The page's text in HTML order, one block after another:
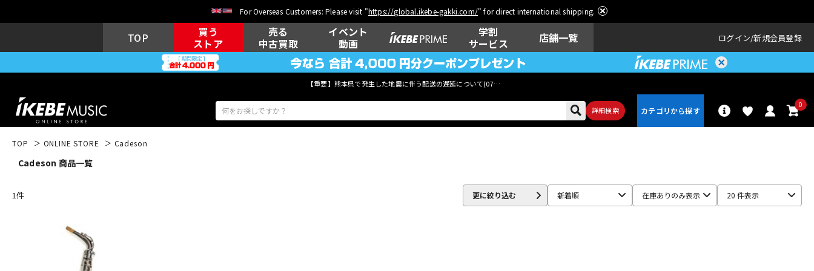
For Overseas Customers: Please visit "https://global.ikebe-gakki.com/" for direct international shipping.
TOP
買う
ストア
売る
中古買取
イベント
動画
学割
サービス
店舗一覧 ログイン 新規会員登録
【重要】熊本県で発生した地震に伴う配送の遅延について(07月29日
詳細検索
0
TOP ONLINE STORE Cadeson
Cadeson 商品一覧
1件 更に絞り込む 新着順 在庫ありのみ表示 20 件表示